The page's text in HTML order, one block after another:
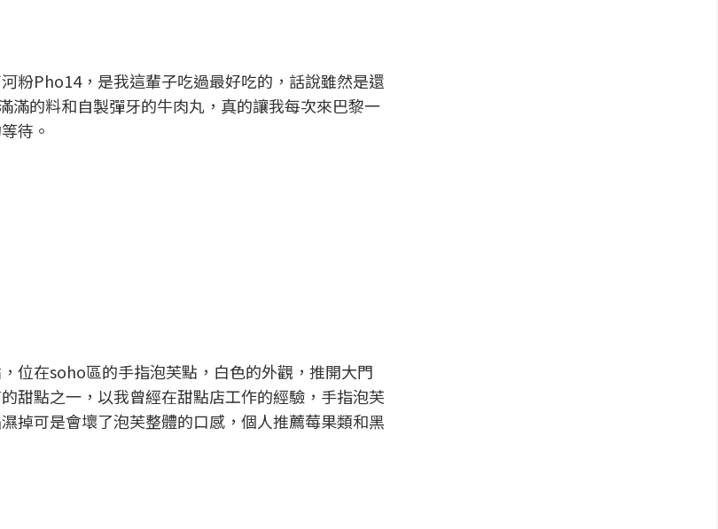
粉Pho14，是我這輩子吃過最好吃的，話說雖然是還
滿的料和自製彈牙的牛肉丸，真的讓我每次來巴黎一
待。
位在soho區的手指泡芙點，白色的外觀，推開大門
甜點之一，以我曾經在甜點店工作的經驗，手指泡芙
掉可是會壞了泡芙整體的口感，個人推薦莓果類和黑